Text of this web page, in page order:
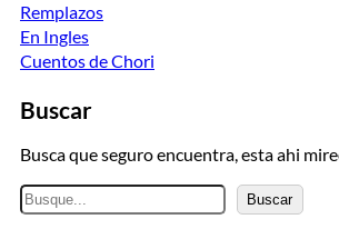
Remplazos
En Ingles
Cuentos de Chori
Buscar
Busca que seguro encuentra, esta ahi
B
u
Buscar